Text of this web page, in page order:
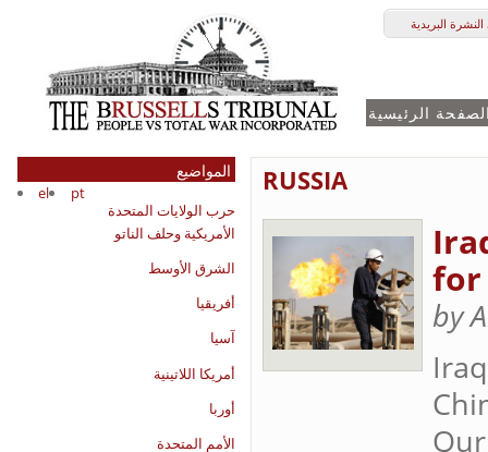
البريدية
الرئيسية
el
pt
حرب الولايات المتحدة
الأمريكية وحلف الناتو
الشرق الأوسط
أفريقيا
آسيا
أمريكا اللاتينية
أوربا
الأمم المتحدة
RUSSIA
for
by